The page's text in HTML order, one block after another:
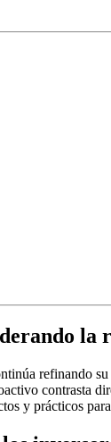
la
refinando
contrasta
y prácticos